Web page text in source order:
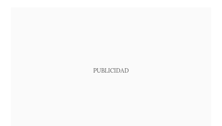
PUBLICIDAD